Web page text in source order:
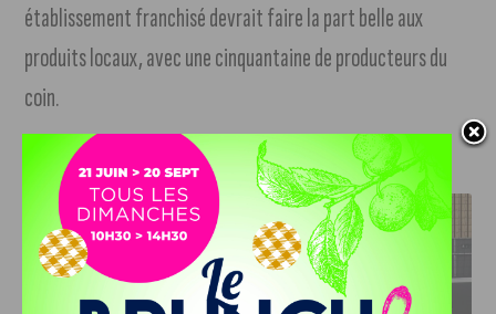
établissement franchisé devrait faire la part belle aux
produits locaux, avec une cinquantaine de producteurs du
coin.
J'AIME LE DFCO